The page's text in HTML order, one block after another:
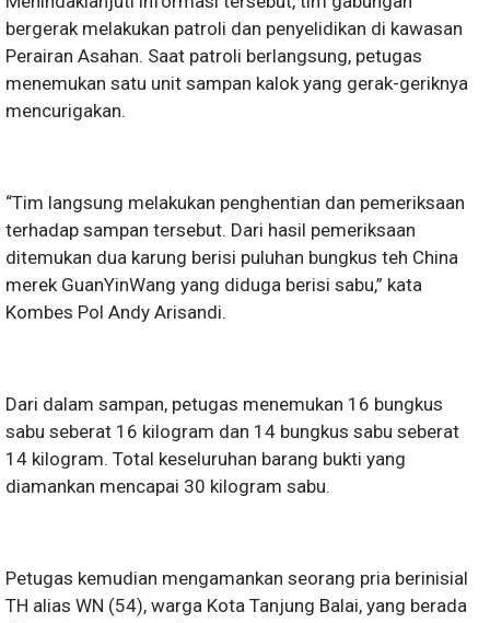
bergerak melakukan patroli dan penyelidikan di kawasan
Perairan Asahan. Saat patroli berlangsung, petugas
menemukan satu unit sampan kalok yang gerak-geriknya
mencurigakan.
“Tim langsung melakukan penghentian dan pemeriksaan
terhadap sampan tersebut. Dari hasil pemeriksaan
ditemukan dua karung berisi puluhan bungkus teh China
merek GuanYinWang yang diduga berisi sabu,” kata
Kombes Pol Andy Arisandi.
Dari dalam sampan, petugas menemukan 16 bungkus
sabu seberat 16 kilogram dan 14 bungkus sabu seberat
14 kilogram. Total keseluruhan barang bukti yang
diamankan mencapai 30 kilogram sabu.
Petugas kemudian mengamankan seorang pria berinisial
TH alias WN (54), warga Kota Tanjung Balai, yang berada